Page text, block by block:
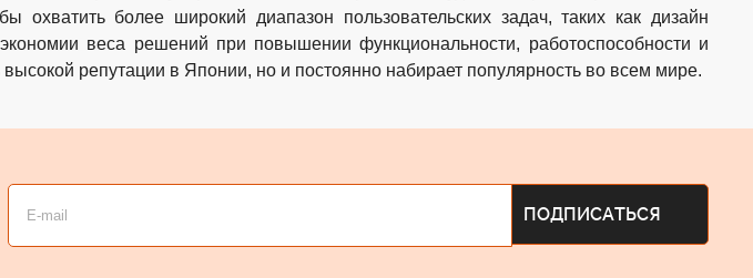
охватить более широкий диапазон пользовательских задач, таких как дизайн
веса решений при повышении функциональности, работоспособности и
высокой репутации в Японии, но и постоянно набирает популярность во всем мире.